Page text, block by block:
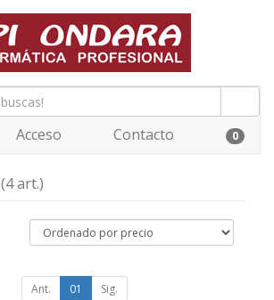
Acceso Contacto 0
(4 art.)
Ant. 01 Sig.